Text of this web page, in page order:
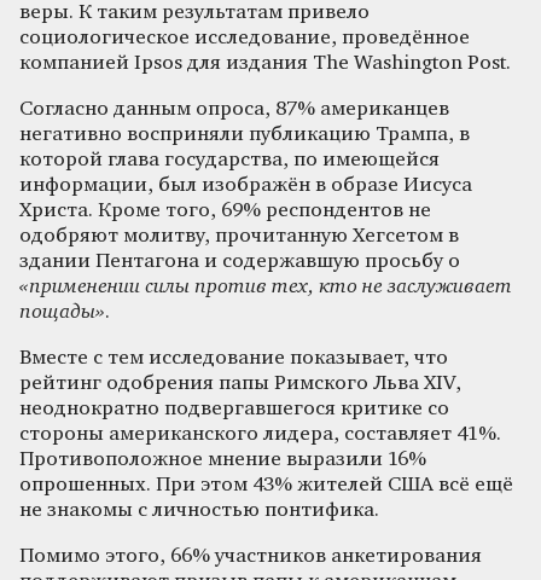
веры. К таким результатам привело
социологическое исследование, проведённое
компанией Ipsos для издания The Washington Post.
Согласно данным опроса, 87% американцев
негативно восприняли публикацию Трампа, в
которой глава государства, по имеющейся
информации, был изображён в образе Иисуса
Христа. Кроме того, 69% респондентов не
одобряют молитву, прочитанную Хегсетом в
здании Пентагона и содержавшую просьбу о
«применении силы против тех, кто не заслуживает
пощады».
Вместе с тем исследование показывает, что
рейтинг одобрения папы Римского Льва XIV,
неоднократно подвергавшегося критике со
стороны американского лидера, составляет 41%.
Противоположное мнение выразили 16%
опрошенных. При этом 43% жителей США всё ещё
не знакомы с личностью понтифика.
Помимо этого, 66% участников анкетирования